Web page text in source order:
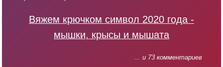
Вяжем крючком символ 2020 года -
мышки, крысы и мышата
... и 73 комментариев